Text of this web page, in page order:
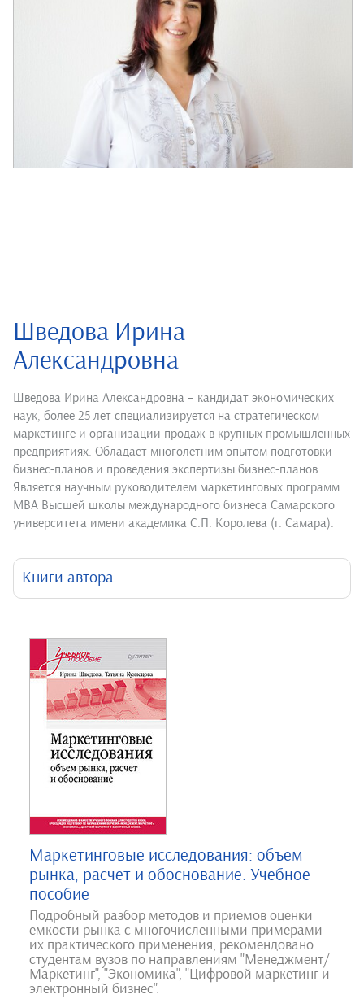
Шведова Ирина
Александровна
Шведова Ирина Александровна – кандидат экономических
наук, более 25 лет специализируется на стратегическом
маркетинге и организации продаж в крупных промышленных
предприятиях. Обладает многолетним опытом подготовки
бизнес-планов и проведения экспертизы бизнес-планов.
Является научным руководителем маркетинговых программ
МВА Высшей школы международного бизнеса Самарского
университета имени академика С.П. Королева (г. Самара).
Книги автора
Маркетинговые исследования: объем
рынка, расчет и обоснование. Учебное
пособие
Подробный разбор методов и приемов оценки
емкости рынка с многочисленными примерами
их практического применения, рекомендовано
студентам вузов по направлениям "Менеджмент/
Маркетинг", "Экономика", "Цифровой маркетинг и
электронный бизнес".